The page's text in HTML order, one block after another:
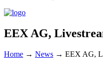
EEX AG,
Home → News → EEX AG,